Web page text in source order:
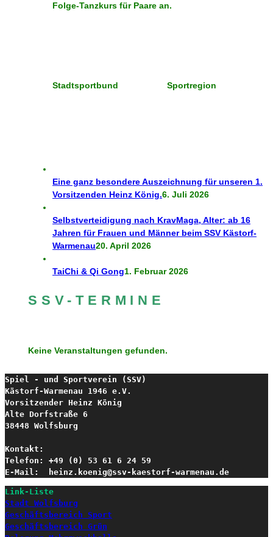
Folge-Tanzkurs für Paare an.
Stadtsportbund Sportregion
Eine ganz besondere Auszeichnung für unseren 1.
Vorsitzenden Heinz König.6. Juli 2026
Selbstverteidigung nach KravMaga, Alter: ab 16
Jahren für Frauen und Männer beim SSV Kästorf-
Warmenau20. April 2026
TaiChi & Qi Gong1. Februar 2026
SSV-TERMINE
Keine Veranstaltungen gefunden.
Spiel - und Sportverein (SSV)
Kästorf-Warmenau 1946 e.V.
Vorsitzender Heinz König
Alte Dorfstraße 6
38448 Wolfsburg
Kontakt:
Telefon: +49 (0) 53 61 6 24 59
E-Mail:  heinz.koenig@ssv-kaestorf-warmenau.de
Link-Liste
Stadt Wolfsburg
Geschäftsbereich Sport
Geschäftsbereich Grün